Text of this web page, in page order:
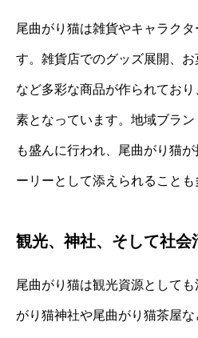
尾曲がり猫は雑貨やキャラク
す。雑貨店でのグッズ展開、
など多彩な商品が作られてお
素となっています。地域ブラ
も盛んに行われ、尾曲がり猫
ーリーとして添えられることも
観光、神社、そして社会
尾曲がり猫は観光資源として
がり猫神社や尾曲がり猫茶屋